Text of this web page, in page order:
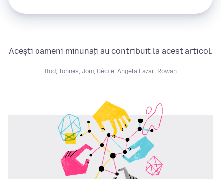
Acești oameni minunați au contribuit la acest articol:
flod Tonnes Joni Cécile Angela Lazar, Rowan